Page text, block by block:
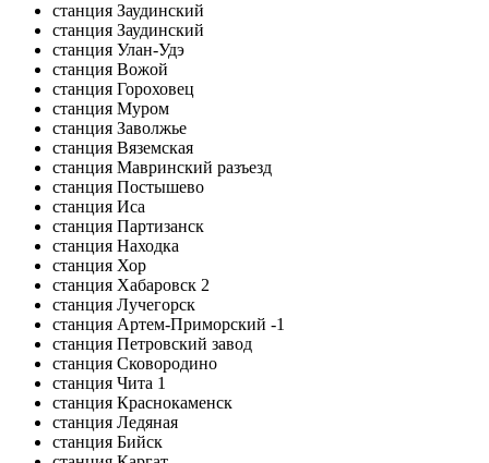
станция Заудинский
станция Заудинский
станция Улан-Удэ
станция Вожой
станция Гороховец
станция Муром
станция Заволжье
станция Вяземская
станция Мавринский разъезд
станция Постышево
станция Иса
станция Партизанск
станция Находка
станция Хор
станция Хабаровск 2
станция Лучегорск
станция Артем-Приморский -1
станция Петровский завод
станция Сковородино
станция Чита 1
станция Краснокаменск
станция Ледяная
станция Бийск